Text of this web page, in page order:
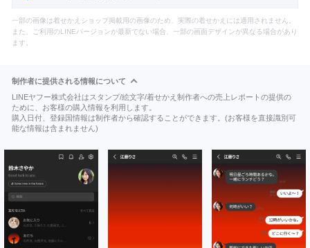
一部の画像は着せかえショップ掲載用の画像のため、実際の着せかえには適用されません。
また、ご利用のLINEバージョンが最新でない場合、一部の画面デザインが異なる場合があり
ます。
制作者に提供される情報について
LINEヤフー株式会社はスタンプ/絵文字/着せかえ制作者への売上レポートの提供の
ために、お客様の購入情報を利用します。
購入日付、登録国情報は制作者から確認することができます。(お客様を直接識別可
能な情報は含まれません)